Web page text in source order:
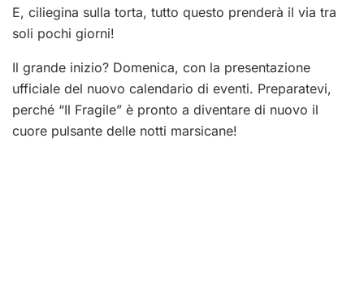
E, ciliegina sulla torta, tutto questo prenderà il via tra
soli pochi giorni!
Il grande inizio? Domenica, con la presentazione
ufficiale del nuovo calendario di eventi. Preparatevi,
perché “Il Fragile” è pronto a diventare di nuovo il
cuore pulsante delle notti marsicane!